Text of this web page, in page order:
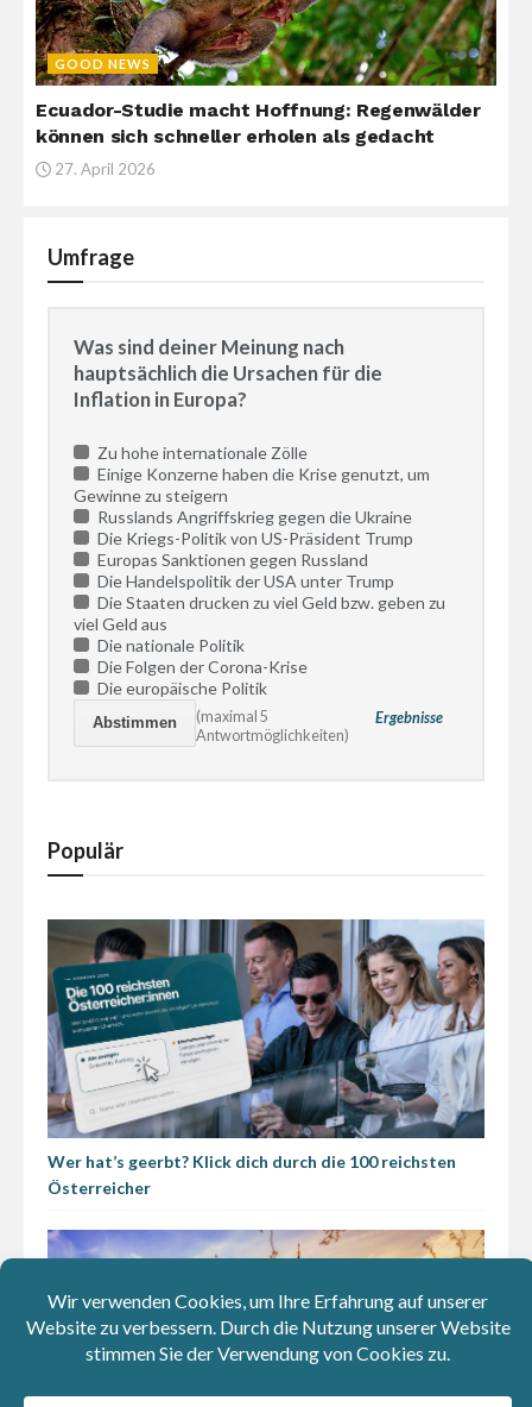
GOOD NEWS
Ecuador-Studie macht Hoffnung: Regenwälder
können sich schneller erholen als gedacht
27. April 2026
Umfrage
Was sind deiner Meinung nach
hauptsächlich die Ursachen für die
Inflation in Europa?
Zu hohe internationale Zölle
Einige Konzerne haben die Krise genutzt, um
Gewinne zu steigern
Russlands Angriffskrieg gegen die Ukraine
Die Kriegs-Politik von US-Präsident Trump
Europas Sanktionen gegen Russland
Die Handelspolitik der USA unter Trump
Die Staaten drucken zu viel Geld bzw. geben zu
viel Geld aus
Die nationale Politik
Die Folgen der Corona-Krise
Die europäische Politik
Ergebnisse
(maximal 5
Antwortmöglichkeiten)
Populär
Wer hat’s geerbt? Klick dich durch die 100 reichsten
Österreicher